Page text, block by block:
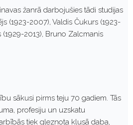
žanrā darbojušies tādi studijas
(1923-2007), Valdis Čukurs (1923-
2013), Bruno Zalcmanis
sākusi pirms teju 70 gadiem. Tās
profesiju un uzskatu
tiek gleznota klusā daba,